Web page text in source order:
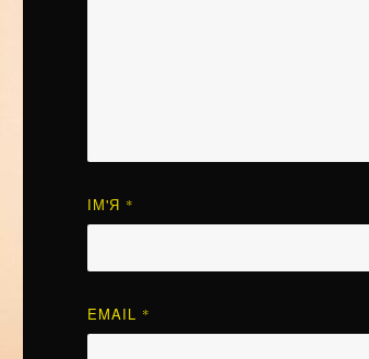
ІМ'Я *
EMAIL *